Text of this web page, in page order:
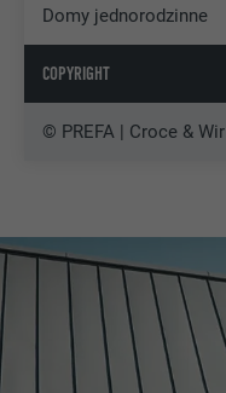
Domy jednorodzinne
COPYRIGHT
© PREFA | Croce & Wir